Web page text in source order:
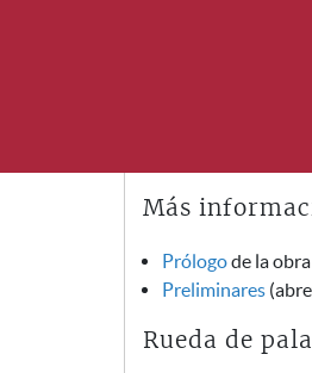
Más
Prólogode la obra
Preliminares
Rueda de